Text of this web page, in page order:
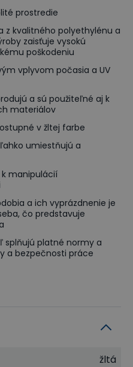
prostredie
z kvalitného polyethylénu a
zaisťuje vysokú
poškodeniu
vplyvom počasia a UV
a sú použiteľné aj k
materiálov
v žltej farbe
umiestňujú a
manipulácií
a ich vyprázdnenie je
čo predstavuje
splňujú platné normy a
a bezpečnosti práce
žltá